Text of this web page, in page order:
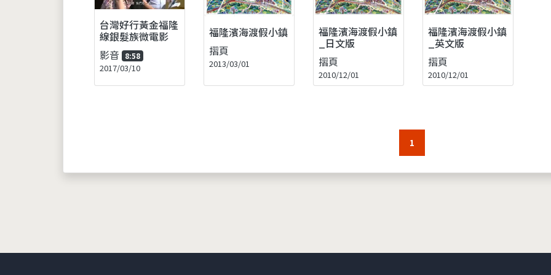
台灣好行黃金福隆
線銀髮族微電影
影音 8:58
2017/03/10
福隆濱海渡假小鎮
摺頁
2013/03/01
福隆濱海渡假小鎮
_日文版
摺頁
2010/12/01
福隆濱海渡假小鎮
_英文版
摺頁
2010/12/01
1